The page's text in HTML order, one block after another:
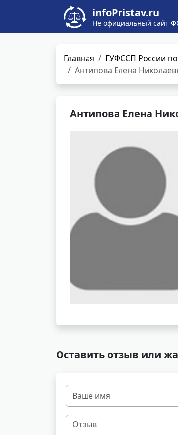
infoPristav.ru
Не официальный сайт
Главная ГУФССП России
Антипова Елена
Антипова Елена
Оставить отзыв или